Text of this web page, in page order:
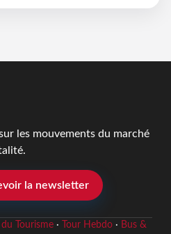
les mouvements du marché
la newsletter
Tourisme· Tour Hebdo· Bus &